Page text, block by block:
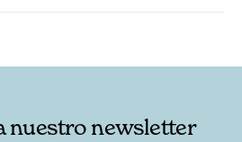
nuestro newsletter